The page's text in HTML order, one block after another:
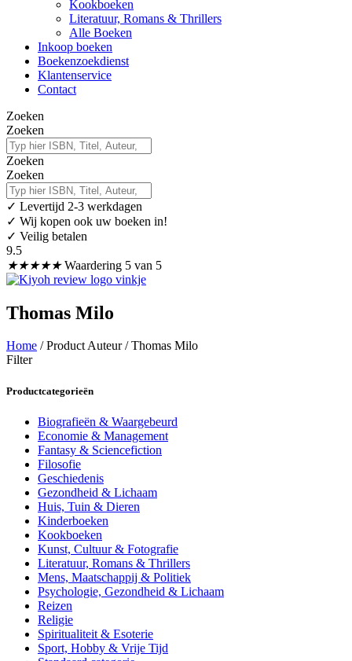
Kookboeken
Literatuur, Romans & Thrillers
Alle Boeken
Inkoop boeken
Boekenzoekdienst
Klantenservice
Contact
Zoeken
Zoeken
Zoeken
Zoeken
✓ Levertijd 2-3 werkdagen
✓ Wij kopen ook uw boeken in!
✓ Veilig betalen
9.5
★★★★★ Waardering 5 van 5
Thomas Milo
Home / Product Auteur / Thomas Milo
Filter
Productcategorieën
Biografieën & Waargebeurd
Economie & Management
Fantasy & Sciencefiction
Filosofie
Geschiedenis
Gezondheid & Lichaam
Huis, Tuin & Dieren
Kinderboeken
Kookboeken
Kunst, Cultuur & Fotografie
Literatuur, Romans & Thrillers
Mens, Maatschappij & Politiek
Psychologie, Gezondheid & Lichaam
Reizen
Religie
Spiritualiteit & Esoterie
Sport, Hobby & Vrije Tijd